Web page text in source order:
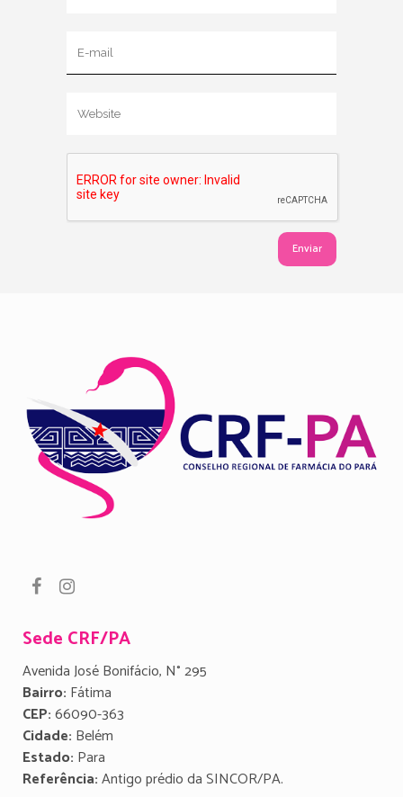
Sede CRF/PA
Avenida José Bonifácio, N° 295
Bairro: Fátima
CEP:66090-363
Cidade: Belém
Estado: Para
Referência:Antigo prédio da SINCOR/PA.